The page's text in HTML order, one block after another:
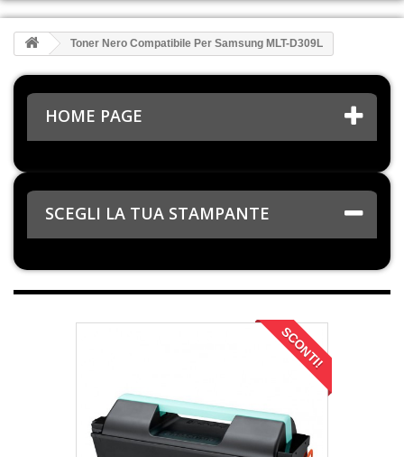
Toner Nero Compatibile Per Samsung MLT-D309L
HOME PAGE
SCEGLI LA TUA STAMPANTE
SCONTI!